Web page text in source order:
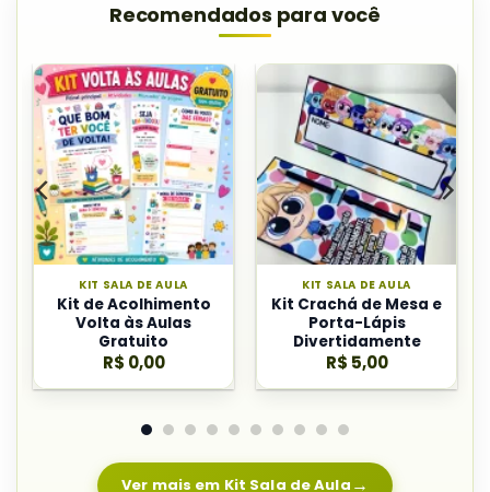
Recomendados para você
KIT SALA DE AULA
Kit de Acolhimento
Volta às Aulas
Gratuito
R$ 0,00
KIT SALA DE AULA
Kit Crachá de Mesa e
Porta-Lápis
Divertidamente
R$ 5,00
Ver mais em Kit Sala de Aula